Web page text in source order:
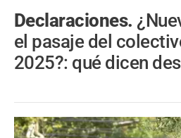
Declaraciones.
el pasaje del
2025?: qué dicen